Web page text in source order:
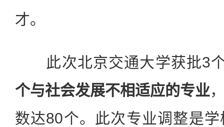
才。
此次北京交通大学获批3
个与社会发展不相适应的专业
数达80个。此次专业调整是